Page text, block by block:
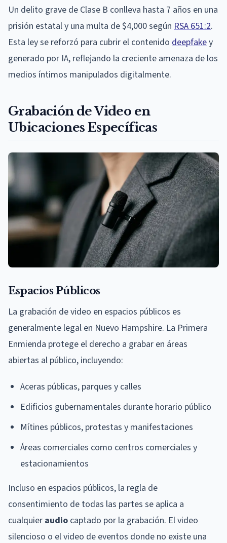
Un delito grave de Clase B conlleva hasta 7 años en una
prisión estatal y una multa de $4,000 según RSA 651:2.
Esta ley se reforzó para cubrir el contenido deepfakey
generado por IA, reflejando la creciente amenaza de los
medios íntimos manipulados digitalmente.
Grabación de Video en
Ubicaciones Específicas
Espacios Públicos
La grabación de video en espacios públicos es
generalmente legal en Nuevo Hampshire. La Primera
Enmienda protege el derecho a grabar en áreas
abiertas al público, incluyendo:
Aceras públicas, parques y calles
Edificios gubernamentales durante horario público
Mítines públicos, protestas y manifestaciones
Áreas comerciales como centros comerciales y
estacionamientos
Incluso en espacios públicos, la regla de
consentimiento de todas las partes se aplica a
cualquier audio captado por la grabación. El video
silencioso o el video de eventos donde no existe una